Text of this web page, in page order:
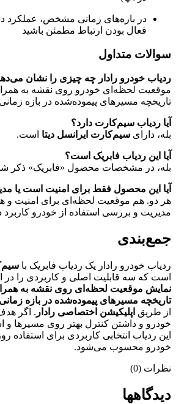
در بازه‌های زمانی مشخص، عملکرد
فعال بودن ارتباط مطمئن باشید
سوالات متداول
ردیاب خودرو رادار چه چیزی را نشان
موقعیت لحظه‌ای خودرو روی نقشه به
تاریخچه مسیرهای پیموده‌شده در بازه
آیا ردیاب سیم‌کارت دارد؟
بله، دارای سیم‌کارت ایرانسل دیتا است.
آیا این ردیاب فابریک است؟
بله، در مشخصات محصول «فابریک» ذکر
آیا این محصول فقط برای امنیت است یا
هر دو. هم موقعیت لحظه‌ای برای امنیت و
مدیریت و بررسی استفاده از خودرو کاربرد
جمع‌بندی
ردیاب خودرو رادار یک ردیاب فابریک با
است که سه قابلیت اصلی و کاربردی را در
نمایش موقعیت لحظه‌ای روی نقشه به
تاریخچه مسیرهای پیموده‌شده در بازه
از طریق اپلیکیشن اختصاصی رادار . اگر
خودرو و داشتن کنترل بهتر روی مسیرها و
این ردیاب انتخابی کاربردی برای استفاده
خودرو محسوب می‌شود.
نظرات (0)
دیدگاهها